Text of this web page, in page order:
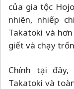
của gia tộc
nhiên, nhiếp
Takatoki và
giết và chạy
Chính tại
Takatoki và